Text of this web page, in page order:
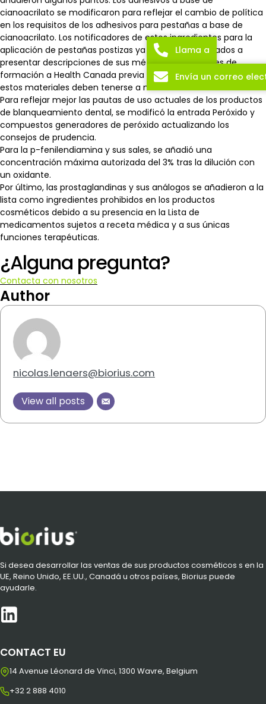
cianoacrilato se modificaron para reflejar el cambio de política
en los requisitos de los adhesivos para pestañas a base de
cianoacrilato. Los notificadores de estos ingredientes para la
aplicación de pestañas postizas ya no estarán obligados a
presentar descripciones de sus métodos y materiales de
formación a Health Canada previa notificación. Sin embargo,
estos materiales deben tenerse a mano.
Para reflejar mejor las pautas de uso actuales de los productos
de blanqueamiento dental, se modificó la entrada Peróxido y
compuestos generadores de peróxido actualizando los
consejos de prudencia.
Para la p-fenilendiamina y sus sales, se añadió una
concentración máxima autorizada del 3% tras la dilución con
un oxidante.
Por último, las prostaglandinas y sus análogos se añadieron a la
lista como ingredientes prohibidos en los productos
cosméticos debido a su presencia en la Lista de
medicamentos sujetos a receta médica y a sus únicas
funciones terapéuticas.
¿Alguna pregunta?
Contacta con nosotros
Author
nicolas.lenaers@biorius.com
View all posts
Si desea desarrollar las ventas de sus productos cosméticos s en la
UE, Reino Unido, EE.UU., Canadá u otros países, Biorius puede
ayudarle.
CONTACT EU
14 Avenue Léonard de Vinci, 1300 Wavre, Belgium
+32 2 888 4010
Llama a
Envía un correo